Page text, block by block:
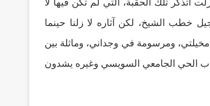
أتذكر تلك الحقبة، التي لم تكن فيها لا
خطب الشيخ، لكن آثاره لا زلنا حينما
مخيلتي، ومرسومة في وجداني، وماثلة بين
الحي الجامعي السويسي وغيره يشدون